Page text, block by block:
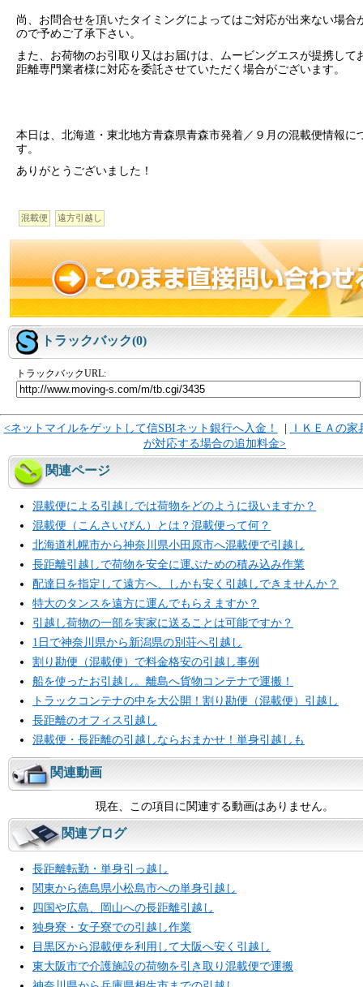
尚、お問合せを頂いたタイミングによってはご対応が出来ない場合
ので予めご了承下さい。
また、お荷物のお引取り又はお届けは、ムービングエスが提携して
距離専門業者様に対応を委託させていただく場合がございます。
本日は、北海道・東北地方青森県青森市発着／９月の混載便情報に
す。
ありがとうございました！
混載便 遠方引越し
トラックバック(0)
トラックバックURL:
<ネットマイルをゲットして信SBIネット銀行へ入金！ |
ＩＫＥＡの
が対応する場合の追加料金>
関連ページ
混載便による引越しでは荷物をどのように扱いますか？
混載便（こんさいびん）とは？混載便って何？
北海道札幌市から神奈川県小田原市へ混載便で引越し
長距離引越しで荷物を安全に運ぶための積み込み作業
配達日を指定して遠方へ、しかも安く引越しできませんか？
特大のタンスを遠方に運んでもらえますか？
引越し荷物の一部を実家に送ることは可能ですか？
1日で神奈川県から新潟県の別荘へ引越し
割り勘便（混載便）で料金格安の引越し事例
船を使ったお引越し。離島へ貨物コンテナで運搬！
トラックコンテナの中を大公開！割り勘便（混載便）引越し
長距離のオフィス引越し
混載便・長距離の引越しならおまかせ！単身引越しも
関連動画
現在、この項目に関連する動画はありません。
関連ブログ
長距離転勤・単身引っ越し
関東から徳島県小松島市への単身引越し
四国や広島、岡山への長距離引越し
独身寮・女子寮での引越し作業
目黒区から混載便を利用して大阪へ安く引越し
東大阪市で介護施設の荷物を引き取り混載便で運搬